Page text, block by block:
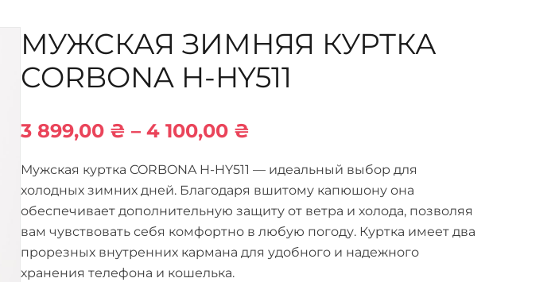
МУЖСКАЯ ЗИМНЯЯ КУРТКА
CORBONA H-HY511
3 899,00 ₴ – 4 100,00 ₴
Мужская куртка CORBONA H-HY511 — идеальный выбор для
холодных зимних дней. Благодаря вшитому капюшону она
обеспечивает дополнительную защиту от ветра и холода, позволяя
вам чувствовать себя комфортно в любую погоду. Куртка имеет два
прорезных внутренних кармана для удобного и надежного
хранения телефона и кошелька.